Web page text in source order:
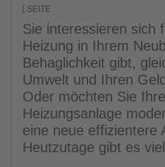
SEITE
Sie interessieren sich
Heizung in Ihrem
Behaglichkeit gibt,
Umwelt und Ihren
Oder möchten Sie
Heizungsanlage
eine neue effizientere
Heutzutage gibt es